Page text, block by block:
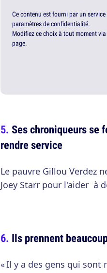
Ce contenu est fourni par un
paramètres de confidentialité.
Modifiez ce choix à tout moment
page.
Ses chroniqueurs se
rendre service
Le pauvre Gillou Verdez
Joey Starr pour l'aider à
Ils prennent
« Il y a des gens qui